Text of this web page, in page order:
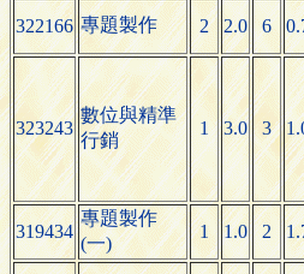
322166 專題製作 2 2.0 6
323243
數位與精準
行銷
1 3.0 3
319434
專題製作
(一)
1 1.0 2